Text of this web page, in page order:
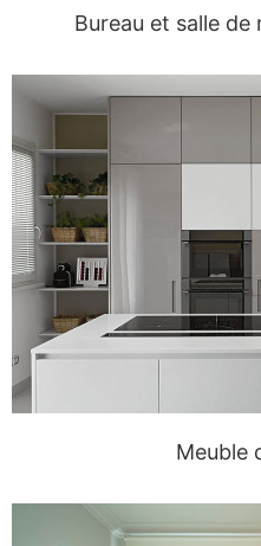
Bureau et salle de
Meuble